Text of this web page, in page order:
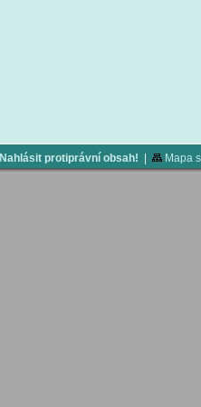
Nahlásit protiprávní obsah! Mapa